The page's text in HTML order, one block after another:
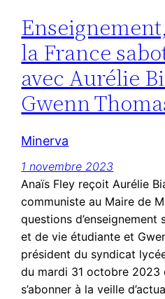
la France
avec Aurélie
Gwenn
Minerva
1 novembre 2023
Anaïs Fley reçoit Aurélie
communiste au Maire de
questions d’enseignement
et de vie étudiante et
président du syndicat
du mardi 31 octobre 2023
s’abonner à la veille